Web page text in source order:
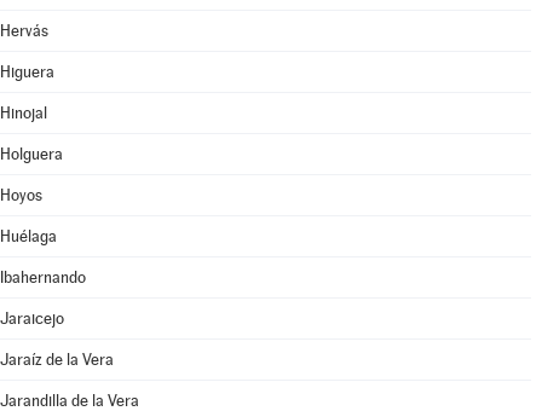
Hervás
Higuera
Hinojal
Holguera
Hoyos
Huélaga
Ibahernando
Jaraicejo
Jaraíz de la Vera
Jarandilla de la Vera